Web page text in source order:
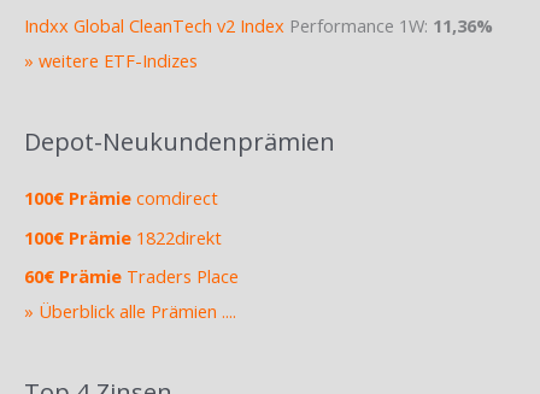
Indxx Global CleanTech v2 Index Performance 1W: 11,36%
» weitere ETF-Indizes
Depot-Neukundenprämien
100€ Prämie comdirect
100€ Prämie 1822direkt
60€ Prämie Traders Place
» Überblick alle Prämien ....